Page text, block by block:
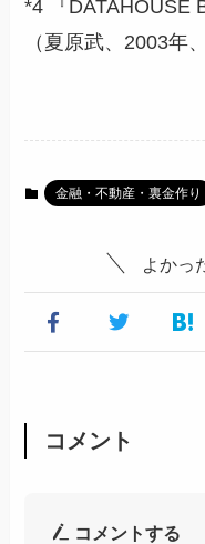
*4 『DATAHOUSE
（夏原武、2003年
金融・不動産・裏金作り
よかっ
コメント
コメントする